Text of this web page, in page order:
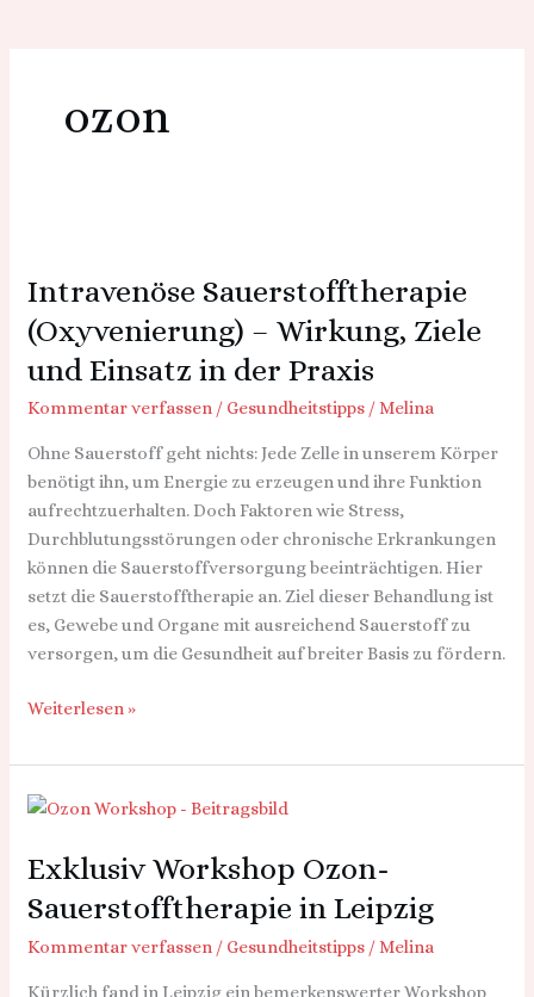
ozon
Intravenöse Sauerstofftherapie
(Oxyvenierung) – Wirkung, Ziele
und Einsatz in der Praxis
Kommentar verfassen / Gesundheitstipps /Melina
Ohne Sauerstoff geht nichts: Jede Zelle in unserem Körper
benötigt ihn, um Energie zu erzeugen und ihre Funktion
aufrechtzuerhalten. Doch Faktoren wie Stress,
Durchblutungsstörungen oder chronische Erkrankungen
können die Sauerstoffversorgung beeinträchtigen. Hier
setzt die Sauerstofftherapie an. Ziel dieser Behandlung ist
es, Gewebe und Organe mit ausreichend Sauerstoff zu
versorgen, um die Gesundheit auf breiter Basis zu fördern.
(Oxyvenierung)
–
Wirkung,
Ziele
und
in
der
Praxis
Weiterlesen »
Exklusiv Workshop Ozon-
Sauerstofftherapie in Leipzig
Kommentar verfassen / Gesundheitstipps /Melina
Kürzlich fand in Leipzig ein bemerkenswerter Workshop
Exklusiv
Ozon-
Sauerstofftherapie
in
Leipzig